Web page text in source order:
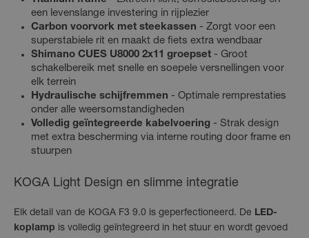
een levenslange investering in rijplezier
Carbon voorvork met steekassen - Zorgt voor een
superstabiele rit en maakt de fiets extra wendbaar
Shimano CUES U8000 2x11 groepset - Groot
schakelbereik met snelle en soepele versnellingen voor
elk terrein
Hydraulische schijfremmen - Optimale remprestaties
onder alle weersomstandigheden
Volledig geïntegreerde kabelvoering - Strak design
met extra bescherming via interne routing door frame en
stuurpen
KOGA Light Design en slimme integratie
Elk detail van de KOGA F3 9.0 is geperfectioneerd. De LED-
koplamp is volledig geïntegreerd in het stuur en wordt gevoed